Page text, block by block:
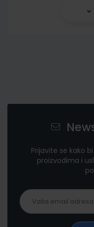
Prijavite se kako
proizvodima i